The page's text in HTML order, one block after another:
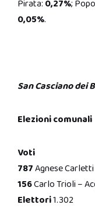
Pirata: 0,27%;
0,05%.
San Casciano dei
Elezioni comunali
Voti
787Agnese
156Carlo Trioli –
Elettori1.302